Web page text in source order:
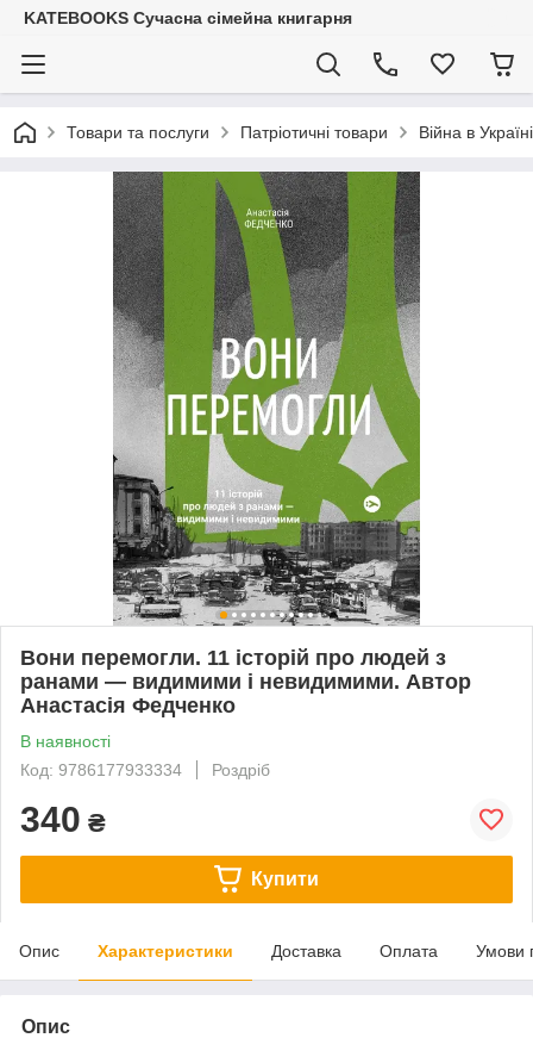
KATEBOOKS Сучасна сімейна книгарня
Товари та послуги Патріотичні товари Війна в Україні
Вони перемогли. 11 історій про людей з
ранами — видимими і невидимими. Автор
Анастасія Федченко
В наявності
Код: 9786177933334
Роздріб
340 ₴
Купити
Опис Характеристики Доставка Оплата Умови
Опис